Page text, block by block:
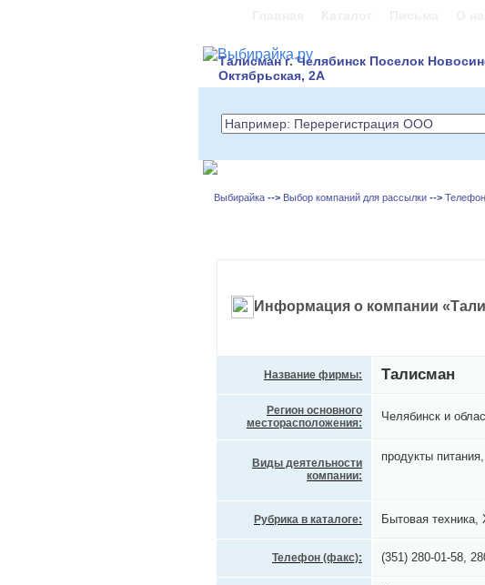
Талисман г. Челябинск Поселок
Октябрьская, 2А
Выбирайка --> Выбор компаний для рассылки -->
Информация о компании
Название фирмы: Талисман
Регион основного
месторасположения:
Челябинск и
Виды деятельности
компании:
продукты
Рубрика в каталоге: Бытовая
Телефон (факс): (351) 280-01-58,